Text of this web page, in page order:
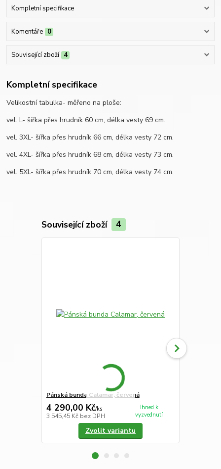
Kompletní specifikace
Komentáře 0
Související zboží 4
Kompletní specifikace
Velikostní tabulka- měřeno na ploše:
vel. L- šířka přes hrudník 60 cm, délka vesty 69 cm.
vel. 3XL- šířka přes hrudník 66 cm, délka vesty 72 cm.
vel. 4XL- šířka přes hrudník 68 cm, délka vesty 73 cm.
vel. 5XL- šířka přes hrudník 70 cm, délka vesty 74 cm.
Související zboží 4
Pánská bunda Calamar, červená
4 290,00 Kč/ks
3 545,45 Kč bez DPH
Ihned k
vyzvednutí
Zvolit variantu